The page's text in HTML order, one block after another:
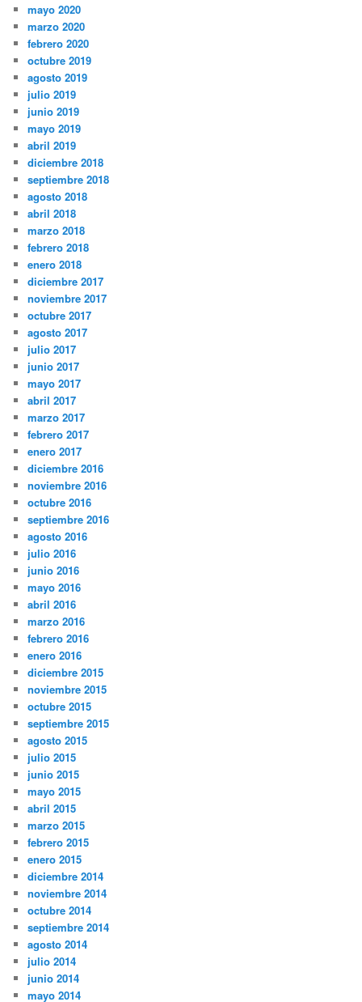
mayo 2020
marzo 2020
febrero 2020
octubre 2019
agosto 2019
julio 2019
junio 2019
mayo 2019
abril 2019
diciembre 2018
septiembre 2018
agosto 2018
abril 2018
marzo 2018
febrero 2018
enero 2018
diciembre 2017
noviembre 2017
octubre 2017
agosto 2017
julio 2017
junio 2017
mayo 2017
abril 2017
marzo 2017
febrero 2017
enero 2017
diciembre 2016
noviembre 2016
octubre 2016
septiembre 2016
agosto 2016
julio 2016
junio 2016
mayo 2016
abril 2016
marzo 2016
febrero 2016
enero 2016
diciembre 2015
noviembre 2015
octubre 2015
septiembre 2015
agosto 2015
julio 2015
junio 2015
mayo 2015
abril 2015
marzo 2015
febrero 2015
enero 2015
diciembre 2014
noviembre 2014
octubre 2014
septiembre 2014
agosto 2014
julio 2014
junio 2014
mayo 2014